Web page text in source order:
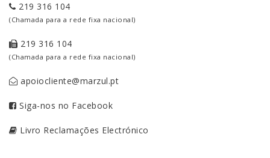
219 316 104
(Chamada para a rede fixa nacional)
219 316 104
(Chamada para a rede fixa nacional)
apoiocliente@marzul.pt
Siga-nos no Facebook
Livro Reclamações Electrónico